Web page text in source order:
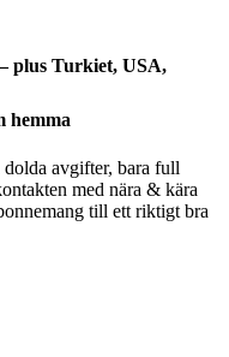
plus Turkiet, USA,
hemma
dolda avgifter, bara full
med nära & kära
till ett riktigt bra